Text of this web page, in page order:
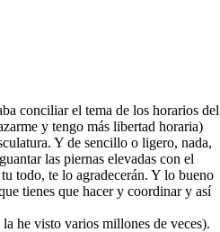
conciliar el tema de los horarios del
y tengo más libertad horaria)
Y de sencillo o ligero, nada,
las piernas elevadas con el
todo, te lo agradecerán. Y lo bueno
tienes que hacer y coordinar y así
he visto varios millones de veces).